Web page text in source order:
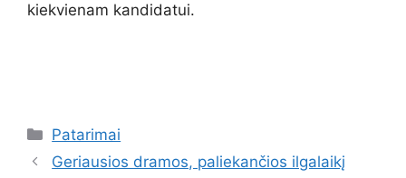
kiekvienam kandidatui.
Kategorijos
Patarimai
Geriausios dramos, paliekančios ilgalaikį